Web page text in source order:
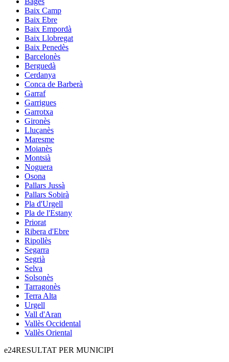
Baix Camp
Baix Ebre
Baix Empordà
Baix Llobregat
Baix Penedès
Barcelonès
Berguedà
Cerdanya
Conca de Barberà
Garraf
Garrigues
Garrotxa
Gironès
Lluçanès
Maresme
Moianès
Montsià
Noguera
Osona
Pallars Jussà
Pallars Sobirà
Pla d'Urgell
Pla de l'Estany
Priorat
Ribera d'Ebre
Ripollès
Segarra
Segrià
Selva
Solsonès
Tarragonès
Terra Alta
Urgell
Vall d'Aran
Vallès Occidental
Vallès Oriental
e24RESULTAT PER MUNICIPI